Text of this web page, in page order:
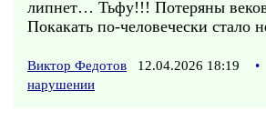
липнет… Тьфу!!! Потеряны
Покакать по-человечески стало
Виктор Федотов 12.04.2026 18:19 •
нарушении